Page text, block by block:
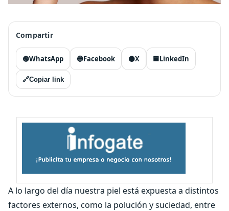
Compartir
🟢WhatsApp 🔵Facebook ⚫X 🟦LinkedIn
🔗Copiar link
A lo largo del día nuestra piel está expuesta a distintos
factores externos, como la polución y suciedad, entre